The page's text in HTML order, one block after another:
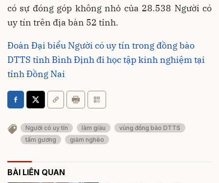
có sự đóng góp không nhỏ của 28.538 Người có
uy tín trên địa bàn 52 tỉnh.
Đoàn Đại biểu Người có uy tín trong đồng bào
DTTS tỉnh Bình Định đi học tập kinh nghiệm tại
tỉnh Đồng Nai
Người có uy tín làm giàu
vùng đồng bào DTTS
tấm gương
giảm nghèo
BÀI LIÊN QUAN